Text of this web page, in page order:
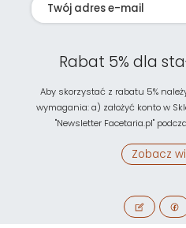
Rabat 5% dla
Aby skorzystać z rabatu 5%
wymagania: a) założyć konto w
"Newsletter Facetaria.pl"
Zobacz